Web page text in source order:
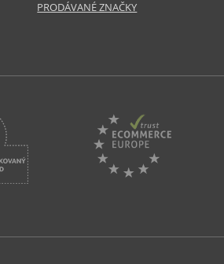
PRODÁVANÉ ZNAČKY